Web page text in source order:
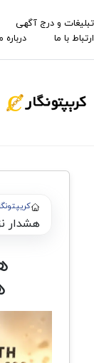
تبلیغات و درج آگهی
ارتباط با ما
درباره
هشدار